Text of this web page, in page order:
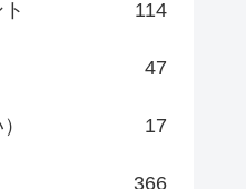
114
47
17
366